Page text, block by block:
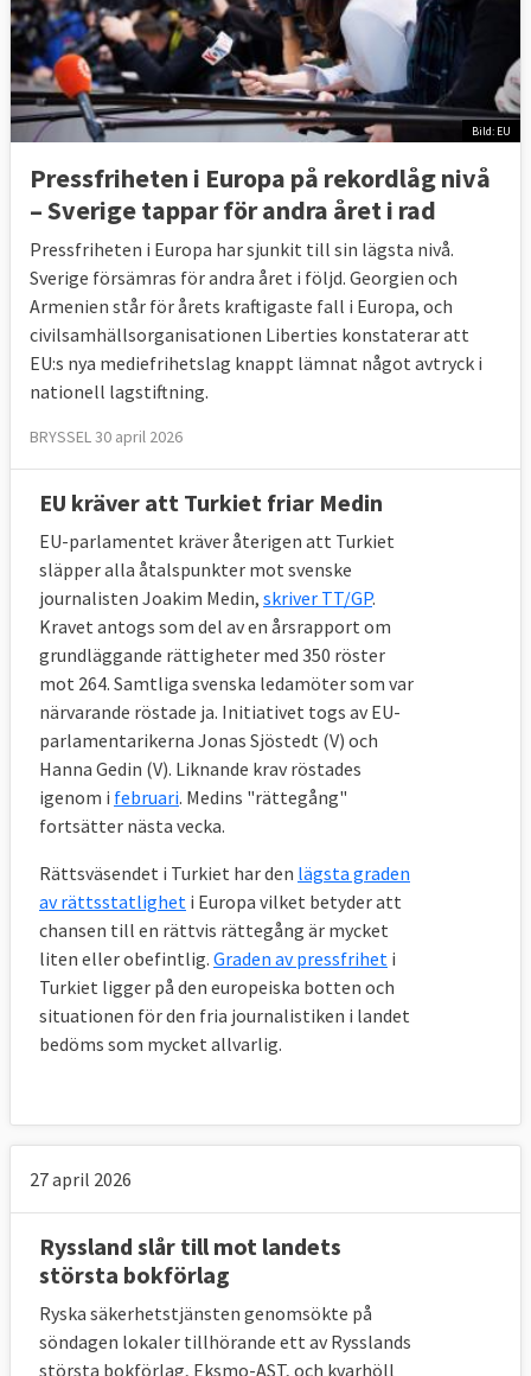
Bild: EU
Pressfriheten i Europa på rekordlåg nivå
– Sverige tappar för andra året i rad
Pressfriheten i Europa har sjunkit till sin lägsta nivå.
Sverige försämras för andra året i följd. Georgien och
Armenien står för årets kraftigaste fall i Europa, och
civilsamhällsorganisationen Liberties konstaterar att
EU:s nya mediefrihetslag knappt lämnat något avtryck i
nationell lagstiftning.
BRYSSEL 30 april 2026
EU kräver att Turkiet friar Medin
EU-parlamentet kräver återigen att Turkiet
släpper alla åtalspunkter mot svenske
journalisten Joakim Medin, skriver TT/GP.
Kravet antogs som del av en årsrapport om
grundläggande rättigheter med 350 röster
mot 264. Samtliga svenska ledamöter som var
närvarande röstade ja. Initiativet togs av EU-
parlamentarikerna Jonas Sjöstedt (V) och
Hanna Gedin (V). Liknande krav röstades
igenom i februari. Medins "rättegång"
fortsätter nästa vecka.
Rättsväsendet i Turkiet har den lägsta graden
av rättsstatlighet i Europa vilket betyder att
chansen till en rättvis rättegång är mycket
liten eller obefintlig. Graden av pressfrihet i
Turkiet ligger på den europeiska botten och
situationen för den fria journalistiken i landet
bedöms som mycket allvarlig.
27 april 2026
Ryssland slår till mot landets
största bokförlag
Ryska säkerhetstjänsten genomsökte på
söndagen lokaler tillhörande ett av Rysslands
största bokförlag, Eksmo-AST, och kvarhöll